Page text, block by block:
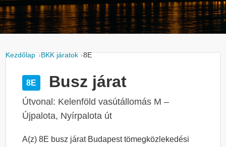
Kezdőlap BKK járatok 8E
8E Busz járat
Útvonal: Kelenföld vasútállomás M –
Újpalota, Nyírpalota út
A(z) 8E busz járat Budapest tömegközlekedési